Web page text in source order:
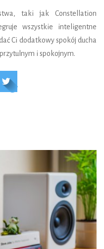
taki jak Constellation
wszystkie inteligentne
Ci dodatkowy spokój ducha
i spokojnym.